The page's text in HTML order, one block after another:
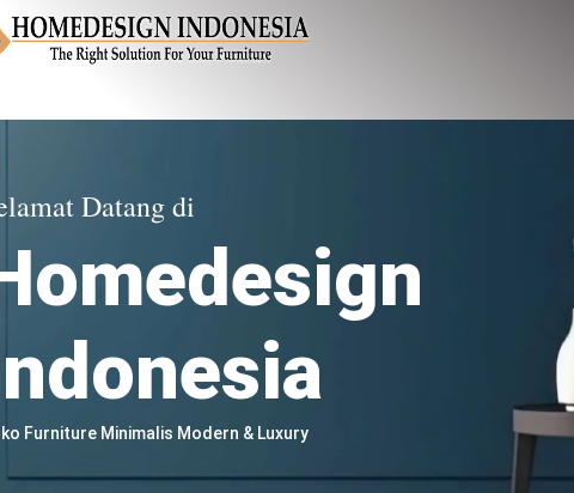
Datang di
Furniture Minimalis Modern & Luxury